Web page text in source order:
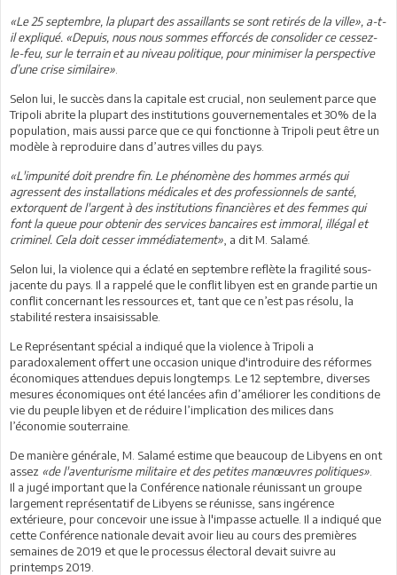
«Le 25 septembre, la plupart des assaillants se sont retirés de la ville», a-t-
il expliqué. «Depuis, nous nous sommes efforcés de consolider ce cessez-
le-feu, sur le terrain et au niveau politique, pour minimiser la perspective
d’une crise similaire»
Selon lui, le succès dans la capitale est crucial, non seulement parce que
Tripoli abrite la plupart des institutions gouvernementales et 30% de la
population, mais aussi parce que ce qui fonctionne à Tripoli peut être un
modèle à reproduire dans d’autres villes du pays.
«L'impunité doit prendre fin. Le phénomène des hommes armés qui
agressent des installations médicales et des professionnels de santé,
extorquent de l'argent à des institutions financières et des femmes qui
font la queue pour obtenir des services bancaires est immoral, illégal et
criminel. Cela doit cesser immédiatement» , a dit M. Salamé.
Selon lui, la violence qui a éclaté en septembre reflète la fragilité sous-
jacente du pays. Il a rappelé que le conflit libyen est en grande partie un
conflit concernant les ressources et, tant que ce n’est pas résolu, la
stabilité restera insaisissable.
Le Représentant spécial a indiqué que la violence à Tripoli a
paradoxalement offert une occasion unique d'introduire des réformes
économiques attendues depuis longtemps. Le 12 septembre, diverses
mesures économiques ont été lancées afin d’améliorer les conditions de
vie du peuple libyen et de réduire l’implication des milices dans
l’économie souterraine.
De manière générale, M. Salamé estime que beaucoup de Libyens en ont
assez «de l'aventurisme militaire et des petites manœuvres politiques»
Il a jugé important que la Conférence nationale réunissant un groupe
largement représentatif de Libyens se réunisse, sans ingérence
extérieure, pour concevoir une issue à l'impasse actuelle. Il a indiqué que
cette Conférence nationale devait avoir lieu au cours des premières
semaines de 2019 et que le processus électoral devait suivre au
printemps 2019.